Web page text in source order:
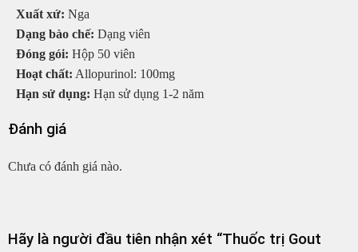
Xuất xứ: Nga
Dạng bào chế: Dạng viên
Đóng gói: Hộp 50 viên
Hoạt chất: Allopurinol: 100mg
Hạn sử dụng: Hạn sử dụng 1-2 năm
Đánh giá
Chưa có đánh giá nào.
Hãy là người đầu tiên nhận xét “Thuốc trị Gout